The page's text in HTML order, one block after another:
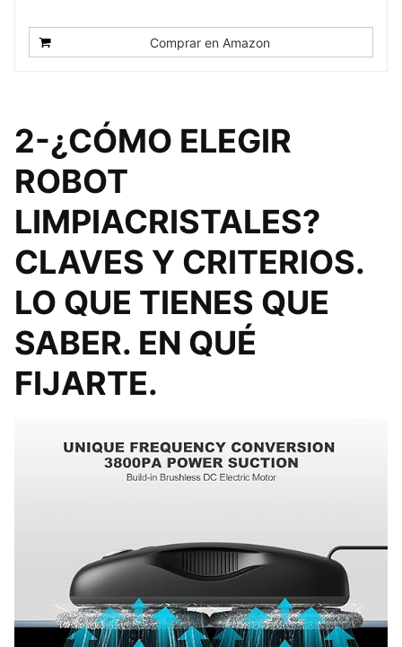
Comprar en Amazon
2-¿CÓMO ELEGIR
ROBOT
LIMPIACRISTALES?
CLAVES Y CRITERIOS.
LO QUE TIENES QUE
SABER. EN QUÉ
FIJARTE.